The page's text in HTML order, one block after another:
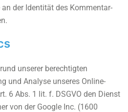
der Identität des Kommentar-
unserer berechtigten
und Analyse unseres Online-
6 Abs. 1 lit. f. DSGVO den Dienst
von der Google Inc. (1600